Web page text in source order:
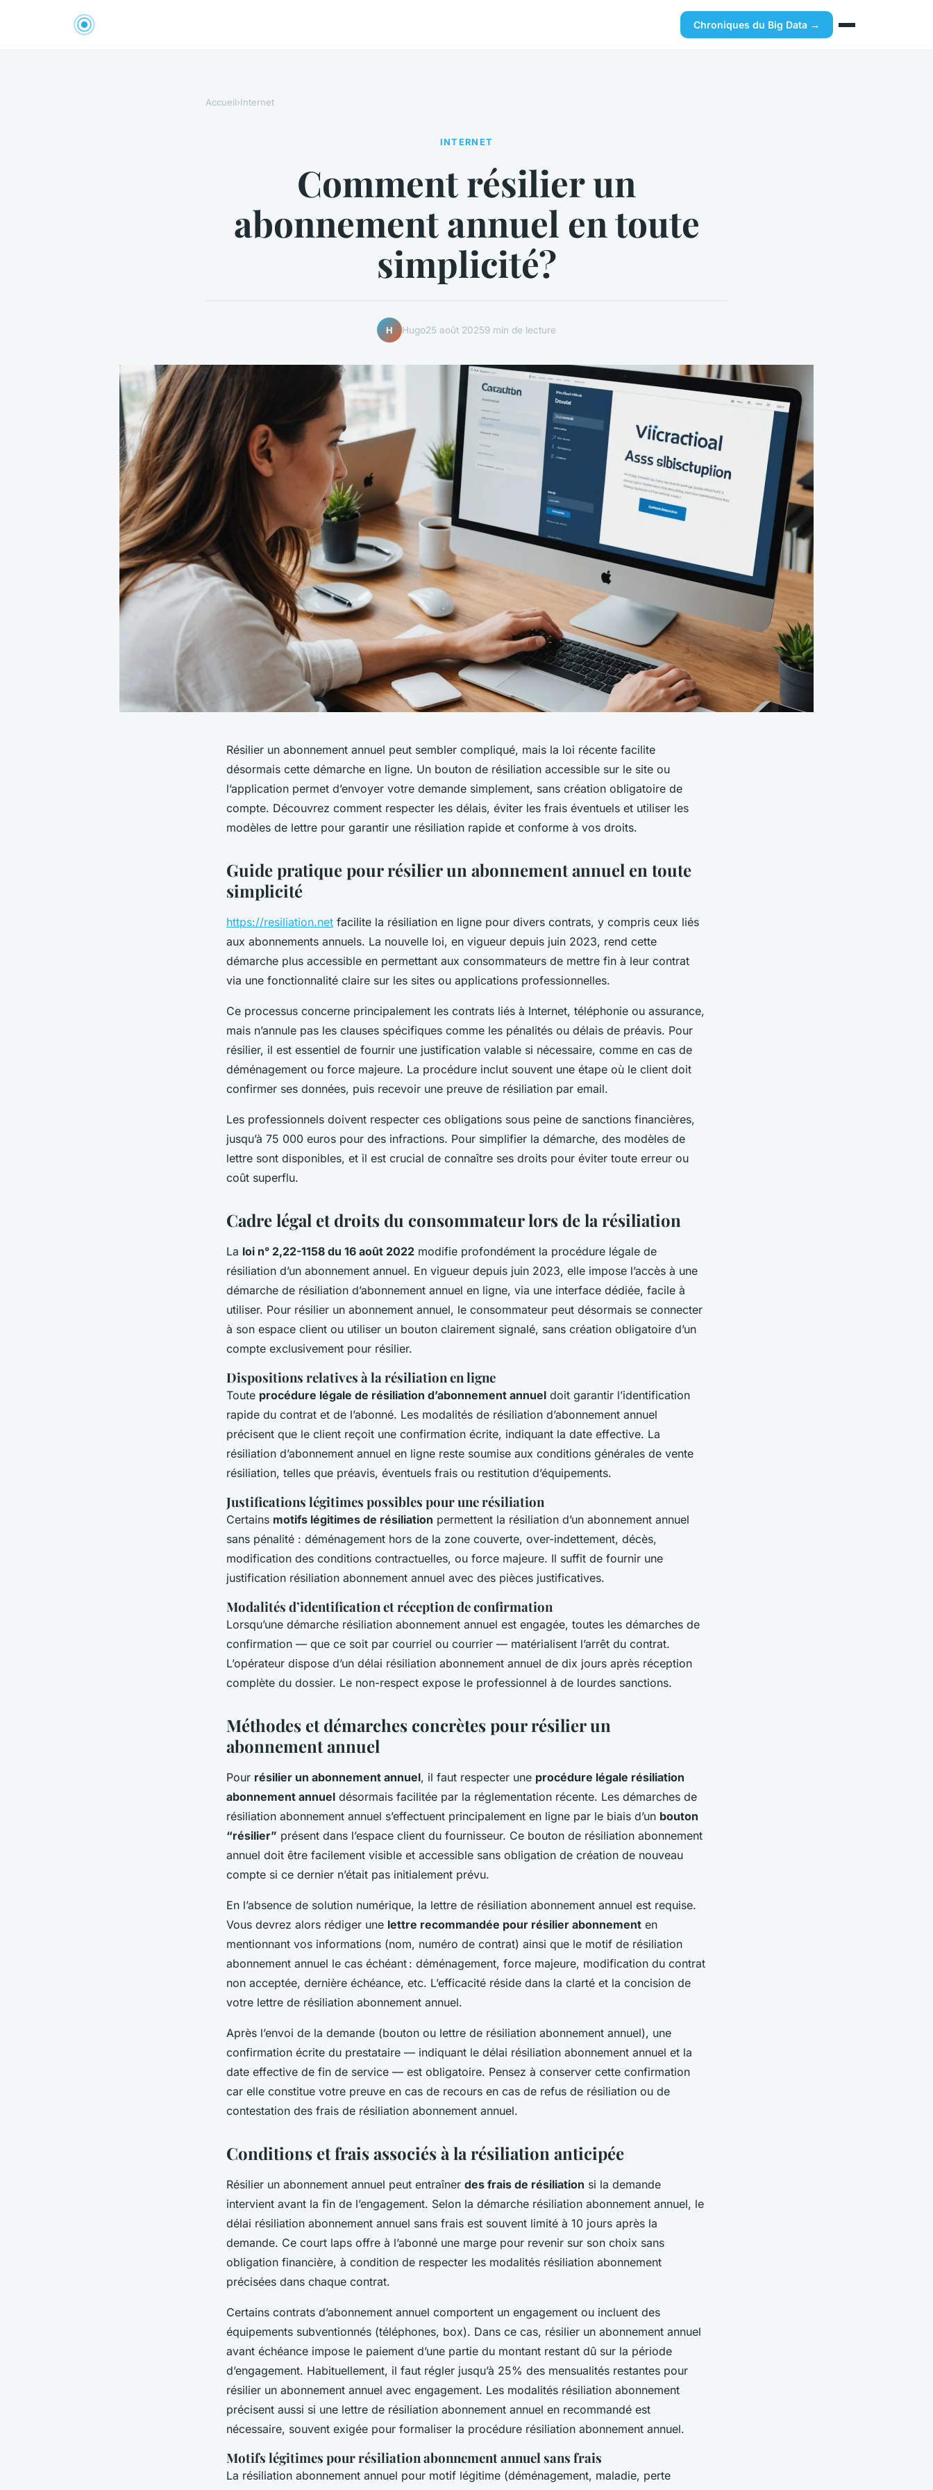
Chroniques du Big Data →
Accueil›Internet
INTERNET
Comment résilier un
abonnement annuel en toute
simplicité?
H Hugo25 août 20259 min de lecture
Résilier un abonnement annuel peut sembler compliqué, mais la loi récente facilite
désormais cette démarche en ligne. Un bouton de résiliation accessible sur le site ou
l’application permet d’envoyer votre demande simplement, sans création obligatoire de
compte. Découvrez comment respecter les délais, éviter les frais éventuels et utiliser les
modèles de lettre pour garantir une résiliation rapide et conforme à vos droits.
Guide pratique pour résilier un abonnement annuel en toute
simplicité
https://resiliation.net facilite la résiliation en ligne pour divers contrats, y compris ceux liés
aux abonnements annuels. La nouvelle loi, en vigueur depuis juin 2023, rend cette
démarche plus accessible en permettant aux consommateurs de mettre fin à leur contrat
via une fonctionnalité claire sur les sites ou applications professionnelles.
Ce processus concerne principalement les contrats liés à Internet, téléphonie ou assurance,
mais n’annule pas les clauses spécifiques comme les pénalités ou délais de préavis. Pour
résilier, il est essentiel de fournir une justification valable si nécessaire, comme en cas de
déménagement ou force majeure. La procédure inclut souvent une étape où le client doit
confirmer ses données, puis recevoir une preuve de résiliation par email.
Les professionnels doivent respecter ces obligations sous peine de sanctions financières,
jusqu’à 75 000 euros pour des infractions. Pour simplifier la démarche, des modèles de
lettre sont disponibles, et il est crucial de connaître ses droits pour éviter toute erreur ou
coût superflu.
Cadre légal et droits du consommateur lors de la résiliation
La loi n° 2,22-1158 du 16 août 2022 modifie profondément la procédure légale de
résiliation d’un abonnement annuel. En vigueur depuis juin 2023, elle impose l’accès à une
démarche de résiliation d’abonnement annuel en ligne, via une interface dédiée, facile à
utiliser. Pour résilier un abonnement annuel, le consommateur peut désormais se connecter
à son espace client ou utiliser un bouton clairement signalé, sans création obligatoire d’un
compte exclusivement pour résilier.
Dispositions relatives à la résiliation en ligne
Toute procédure légale de résiliation d’abonnement annuel doit garantir l’identification
rapide du contrat et de l’abonné. Les modalités de résiliation d’abonnement annuel
précisent que le client reçoit une confirmation écrite, indiquant la date effective. La
résiliation d’abonnement annuel en ligne reste soumise aux conditions générales de vente
résiliation, telles que préavis, éventuels frais ou restitution d’équipements.
Justifications légitimes possibles pour une résiliation
Certains motifs légitimes de résiliation permettent la résiliation d’un abonnement annuel
sans pénalité : déménagement hors de la zone couverte, over-indettement, décès,
modification des conditions contractuelles, ou force majeure. Il suffit de fournir une
justification résiliation abonnement annuel avec des pièces justificatives.
Modalités d’identification et réception de confirmation
Lorsqu’une démarche résiliation abonnement annuel est engagée, toutes les démarches de
confirmation — que ce soit par courriel ou courrier — matérialisent l’arrêt du contrat.
L’opérateur dispose d’un délai résiliation abonnement annuel de dix jours après réception
complète du dossier. Le non-respect expose le professionnel à de lourdes sanctions.
Méthodes et démarches concrètes pour résilier un
abonnement annuel
Pour résilier un abonnement annuel, il faut respecter une procédure légale résiliation
abonnement annuel désormais facilitée par la réglementation récente. Les démarches de
résiliation abonnement annuel s’effectuent principalement en ligne par le biais d’un bouton
“résilier” présent dans l’espace client du fournisseur. Ce bouton de résiliation abonnement
annuel doit être facilement visible et accessible sans obligation de création de nouveau
compte si ce dernier n’était pas initialement prévu.
En l’absence de solution numérique, la lettre de résiliation abonnement annuel est requise.
Vous devrez alors rédiger une lettre recommandée pour résilier abonnement en
mentionnant vos informations (nom, numéro de contrat) ainsi que le motif de résiliation
abonnement annuel le cas échéant : déménagement, force majeure, modification du contrat
non acceptée, dernière échéance, etc. L’efficacité réside dans la clarté et la concision de
votre lettre de résiliation abonnement annuel.
Après l’envoi de la demande (bouton ou lettre de résiliation abonnement annuel), une
confirmation écrite du prestataire — indiquant le délai résiliation abonnement annuel et la
date effective de fin de service — est obligatoire. Pensez à conserver cette confirmation
car elle constitue votre preuve en cas de recours en cas de refus de résiliation ou de
contestation des frais de résiliation abonnement annuel.
Conditions et frais associés à la résiliation anticipée
Résilier un abonnement annuel peut entraîner des frais de résiliation si la demande
intervient avant la fin de l’engagement. Selon la démarche résiliation abonnement annuel, le
délai résiliation abonnement annuel sans frais est souvent limité à 10 jours après la
demande. Ce court laps offre à l’abonné une marge pour revenir sur son choix sans
obligation financière, à condition de respecter les modalités résiliation abonnement
précisées dans chaque contrat.
Certains contrats d’abonnement annuel comportent un engagement ou incluent des
équipements subventionnés (téléphones, box). Dans ce cas, résilier un abonnement annuel
avant échéance impose le paiement d’une partie du montant restant dû sur la période
d’engagement. Habituellement, il faut régler jusqu’à 25% des mensualités restantes pour
résilier un abonnement annuel avec engagement. Les modalités résiliation abonnement
précisent aussi si une lettre de résiliation abonnement annuel en recommandé est
nécessaire, souvent exigée pour formaliser la procédure résiliation abonnement annuel.
Motifs légitimes pour résiliation abonnement annuel sans frais
La résiliation abonnement annuel pour motif légitime (déménagement, maladie, perte